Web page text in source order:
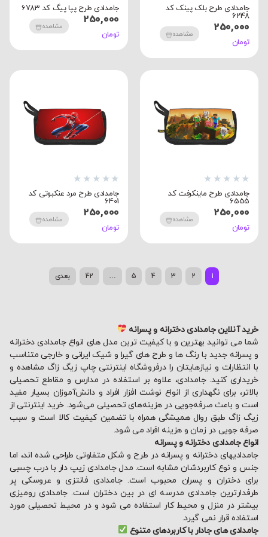
جامدادی طرح بلک پینک کد
6248
250,000
تومان
مشاهده
جامدادی طرح پپا پیگ کد 6783
250,000
تومان
مشاهده
★
★
★
★
★
جامدادی طرح ماینکرفت کد
6555
250,000
تومان
مشاهده
★
★
★
★
★
جامدادی طرح مرد عنکبوتی کد
6401
250,000
تومان
مشاهده
1
2
3
4
5
…
42 بعدی
خرید آنلاین جامدادی دخترانه و پسرانه
شما می توانید بهترین و با کیفیت ترین مدل های انواع جامدادی دخترانه
و پسرانه جدید با رنگ ها و طرح های گیرا و شیک ایرانی و خارجی متناسب
با انتظارات و نیازهایتان را درفروشگاه اینترنتی چاپ زیگ زاگ مشاهده و
خریداری کنید. جامدادی، علاوه بر استفاده در مدارس و مقاطع تحصیلی
بالاتر، برای نگهداری از انواع نوشت افزار افراد و دانش‌آموزان بسیار مفید
است و باعث صرفه‌جویی در هزینه‌های تحصیلی می‌شود. خرید اینترنتی از
زیگ زاگ طبق روال همیشگی همراه با تضمین کیفیت کالا است و سبب
صرفه جویی در زمان و هزینه افراد می شود.
انواع جامدادی دخترانه و پسرانه
جامدادیهای دخترانه و پسرانه در طرح و شکل متفاوتی طراحی شده اند، اما
جنس و نوع کاربردشان مشابه است. مدل جامدادی زیپ دار با درب چسبی
برای دختران و پسران محبوب است. جامدادی فانتزی و عروسکی پر
طرفدارترین جامدادی مدرسه ای در بین دختران است. جامدادی رومیزی
بیشتر در منزل و محیط کار استفاده می شود و در محیط تحصیلی مورد
استفاده قرار نمی گیرد.
جامدادی های جادار با کاربردهای متنوع